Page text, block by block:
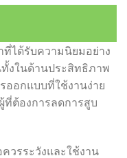
ได้รับความนิยมอย่าง
งในด้านประสิทธิภาพ
ออกแบบที่ใช้งานง่าย
ที่ต้องการลดการสูบ
วรระวังและใช้งาน